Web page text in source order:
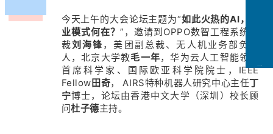
今天上午的大会论坛主题为“如此火热的AI，商
业模式何在？”，邀请到OPPO数智工程系统总
裁刘海锋，美团副总裁、无人机业务部负责
人，北京大学教毛一年，华为云人工智能领域
首席科学家、国际欧亚科学院院士，IEEE
Fellow 田奇， AIRS特种机器人研究中心主任丁
宁博士，论坛由香港中文大学（深圳）校长顾
问杜子德主持。